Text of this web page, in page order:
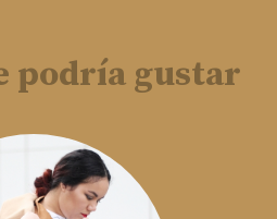
podría gustar